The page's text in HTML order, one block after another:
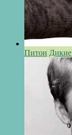
Питон